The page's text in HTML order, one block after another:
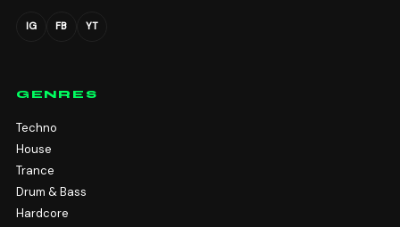
IG FB YT
GENRES
Techno
House
Trance
Drum & Bass
Hardcore